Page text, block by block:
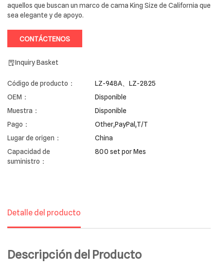
aquellos que buscan un marco de cama King Size de California que
sea elegante y de apoyo.
CONTÁCTENOS
Inquiry Basket
Código de producto：
LZ-948A、LZ-2825
OEM：
Disponible
Muestra：
Disponible
Pago：
Other,PayPal,T/T
Lugar de origen：
China
Capacidad de
suministro：
800 set por Mes
Detalle del producto